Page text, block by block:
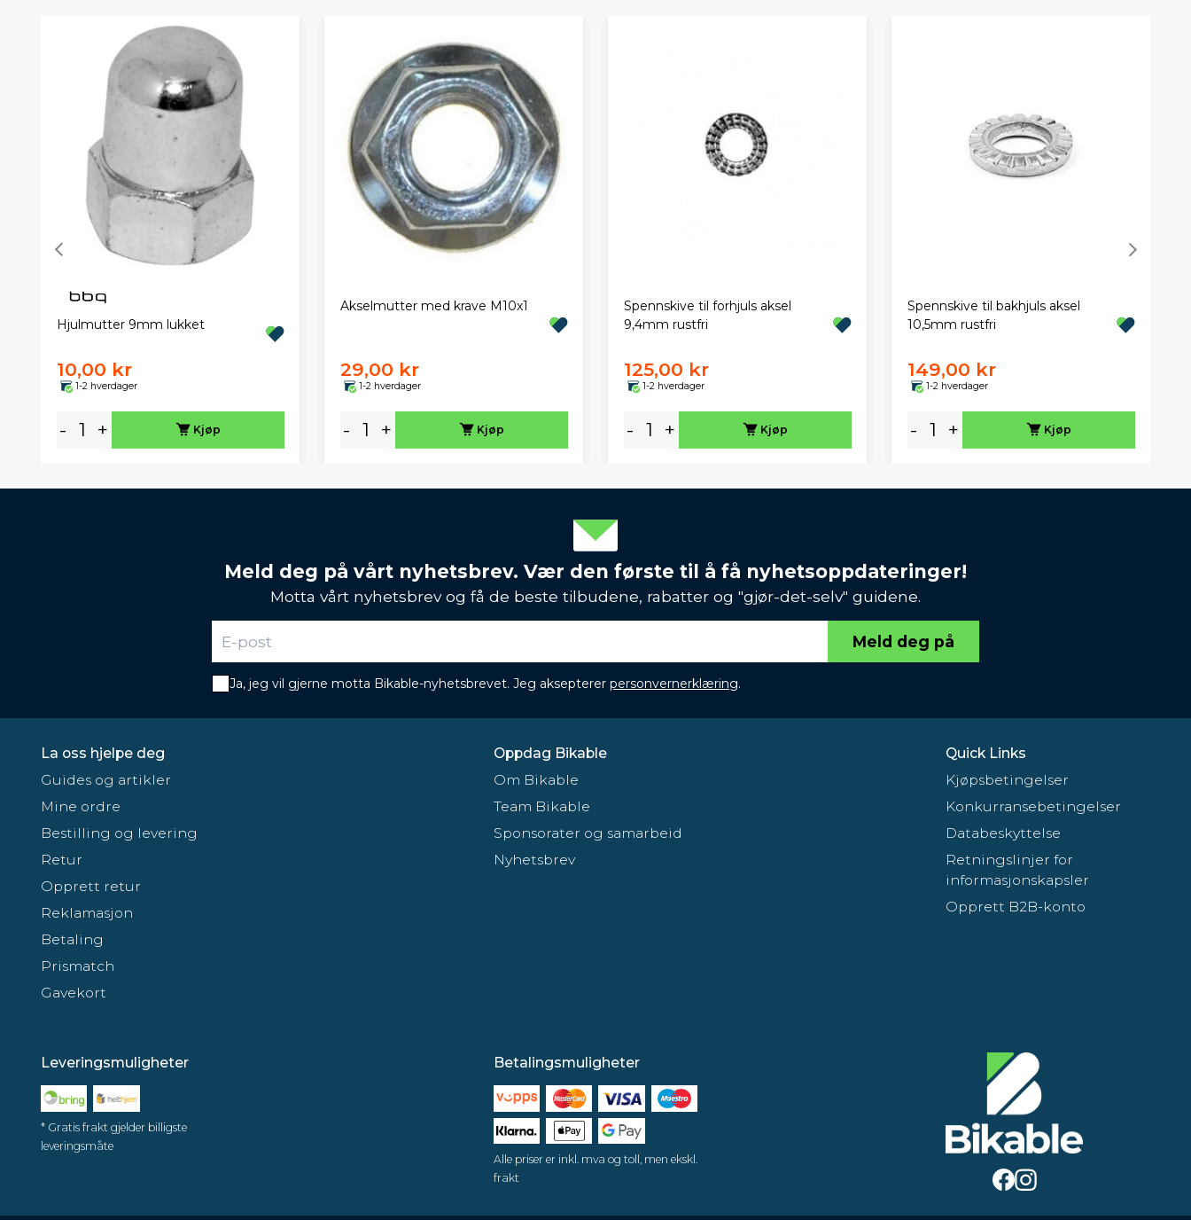
Hjulmutter 9mm lukket
10,00 kr
1-2 hverdager
- + Kjøp
Akselmutter med krave M10x1
29,00 kr
1-2 hverdager
- + Kjøp
Spennskive til forhjuls aksel
9,4mm rustfri
125,00 kr
1-2 hverdager
- + Kjøp
Spennskive til bakhjuls aksel
10,5mm rustfri
149,00 kr
1-2 hverdager
- + Kjøp
Meld deg på vårt nyhetsbrev. Vær den første til å få nyhetsoppdateringer!
Motta vårt nyhetsbrev og få de beste tilbudene, rabatter og "gjør-det-selv" guidene.
Meld deg på
Ja, jeg vil gjerne motta Bikable-nyhetsbrevet. Jeg aksepterer personvernerklæring.
La oss hjelpe deg
Guides og artikler
Mine ordre
Bestilling og levering
Retur
Opprett retur
Reklamasjon
Betaling
Prismatch
Gavekort
Oppdag Bikable
Om Bikable
Team Bikable
Sponsorater og samarbeid
Nyhetsbrev
Quick Links
Kjøpsbetingelser
Konkurransebetingelser
Databeskyttelse
Retningslinjer for
informasjonskapsler
Opprett B2B-konto
Leveringsmuligheter
* Gratis frakt gjelder billigste
leveringsmåte
Betalingsmuligheter
Alle priser er inkl. mva og toll, men ekskl.
frakt